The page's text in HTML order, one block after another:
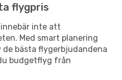
flygpris
inte att
Med smart planering
de bästa flygerbjudandena
budgetflyg från